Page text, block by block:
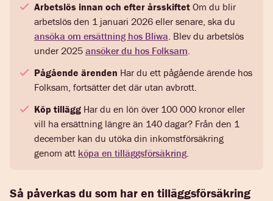
Arbetslös innan och efter årsskiftet Om du blir
arbetslös den 1 januari 2026 eller senare, ska du
ansöka om ersättning hos Bliwa. Blev du arbetslös
under 2025 ansöker du hos Folksam.
Pågående ärenden Har du ett pågående ärende hos
Folksam, fortsätter det där utan avbrott.
Köp tillägg Har du en lön över 100 000 kronor eller
vill ha ersättning längre än 140 dagar? Från den 1
december kan du utöka din inkomstförsäkring
genom att köpa en tilläggsförsäkring.
Så påverkas du som har en tilläggsförsäkring